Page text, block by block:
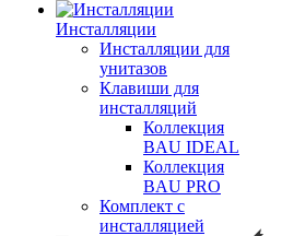
Инсталляции
Инсталляции для
унитазов
Клавиши для
инсталляций
Коллекция
BAU IDEAL
Коллекция
BAU PRO
Комплект с
инсталляцией